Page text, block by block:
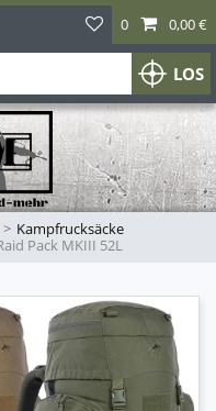
LOS
0 0,00 €
Kampfrucksäcke
Pack MKIII 52L